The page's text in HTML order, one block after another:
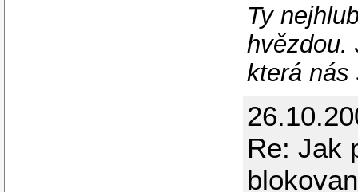
Ty
hvězdou.
která nás
Re: Jak